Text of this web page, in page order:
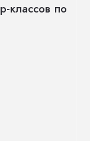
классов по